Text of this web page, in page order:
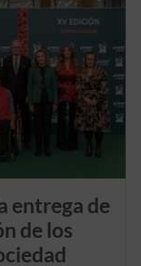
entrega de
de los